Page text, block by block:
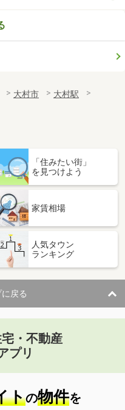
大村市
大村駅
「住みたい街」
を見つけよう
家賃相場
人気タウン
ランキング
戻る
・不動産
プリ
トの物件を